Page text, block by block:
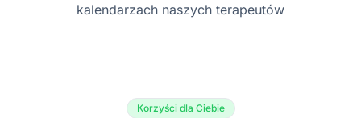
kalendarzach naszych terapeutów
Korzyści dla Ciebie